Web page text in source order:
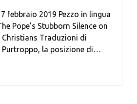
febbraio 2019 Pezzo in lingua
Pope's Stubborn Silence on
Christians Traduzioni di
Purtroppo, la posizione di…